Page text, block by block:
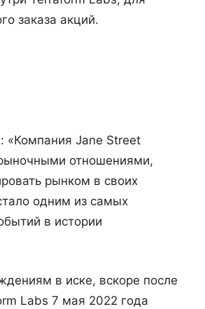
заказа акций.
«Компания Jane Street
отношениями,
рынком в своих
одним из самых
в истории
в иске, вскоре после
Labs 7 мая 2022 года